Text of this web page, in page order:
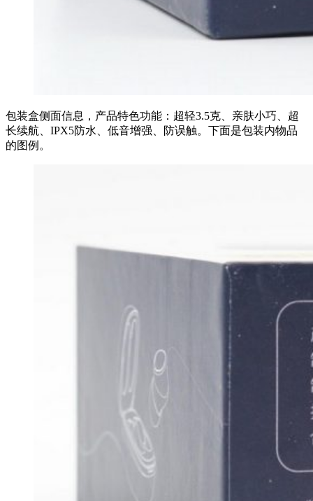
包装盒侧面信息，产品特色功能：超轻3.5克、亲肤小巧、超
长续航、IPX5防水、低音增强、防误触。下面是包装内物品
的图例。